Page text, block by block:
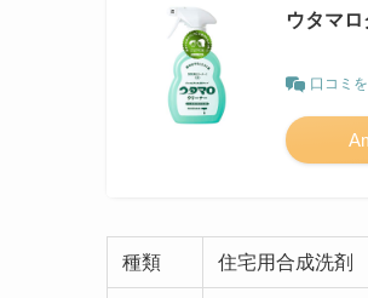
ウタマ
口コミ
種類 住宅用合成洗剤